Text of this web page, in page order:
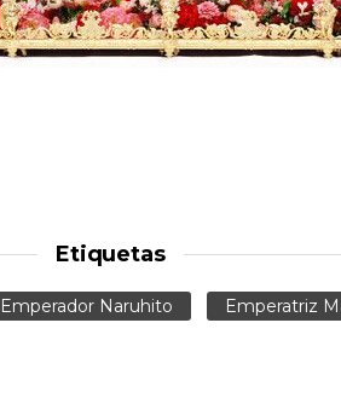
Etiquetas
Emperador Naruhito
Emperatriz